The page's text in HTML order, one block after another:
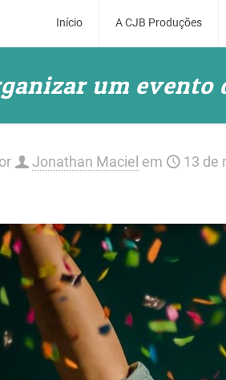
Início A CJB Produções
um evento
Jonathan Maciel em 13 de